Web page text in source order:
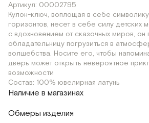
Артикул: 00002795
Кулон-ключ, воплощая в себе
горизонтов, несет в себе силу детских
с вдохновением от сказочных миров,
обладательницу погрузиться в
волшебства. Носите его, чтобы
дверь может открыть невероятное
возможности
Состав: 100% ювелирная латунь
Наличие в магазинах
г. Москва, Малая Бронная 16
Обмеры изделия